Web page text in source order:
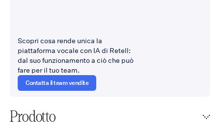
Scopri cosa rende unica la
piattaforma vocale con IA di Retell:
dal suo funzionamento a ciò che può
fare per il tuo team.
Contatta il team vendite
Prodotto